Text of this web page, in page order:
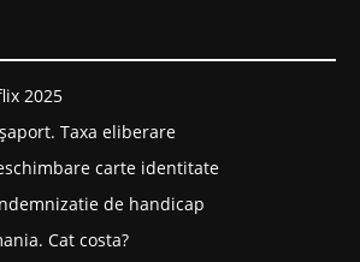
2025
Taxa eliberare
carte identitate
de handicap
Cat costa?